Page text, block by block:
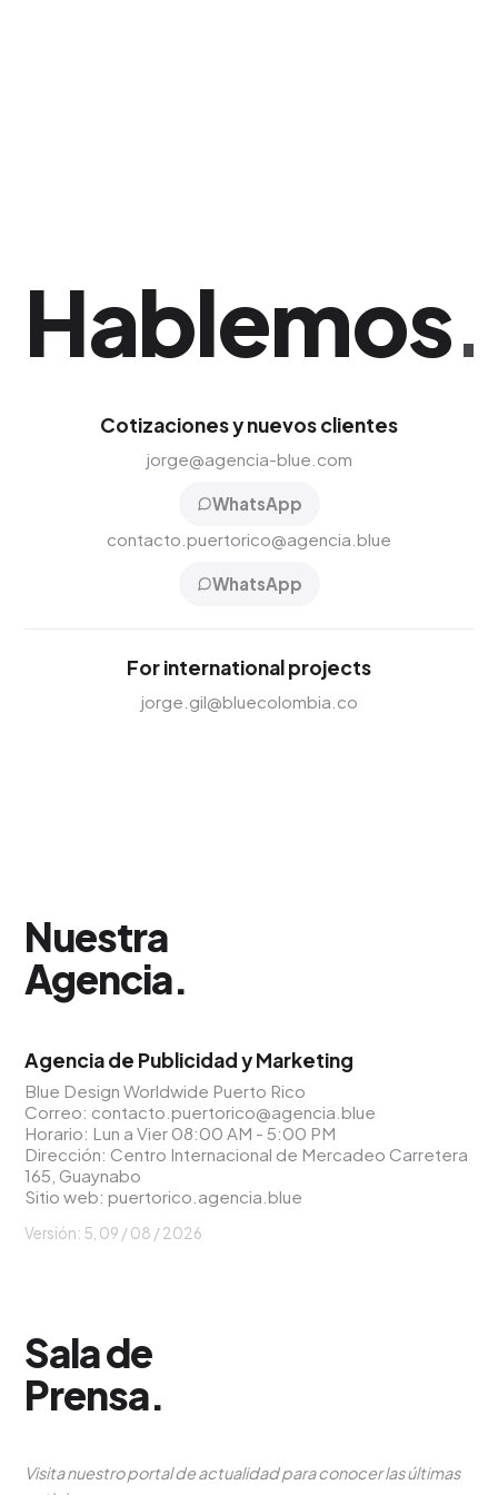
Hablemos.
Cotizaciones y nuevos clientes
jorge@agencia-blue.com
WhatsApp
contacto.puertorico@agencia.blue
WhatsApp
For international projects
jorge.gil@bluecolombia.co
Nuestra
Agencia.
Agencia de Publicidad y Marketing
Blue Design Worldwide Puerto Rico
Correo: contacto.puertorico@agencia.blue
Horario: Lun a Vier 08:00 AM - 5:00 PM
Dirección: Centro Internacional de Mercadeo Carretera
165, Guaynabo
Sitio web:puertorico.agencia.blue
Versión: 5, 09 / 08 / 2026
Sala de
Prensa.
Visita nuestro portal de actualidad para conocer las últimas